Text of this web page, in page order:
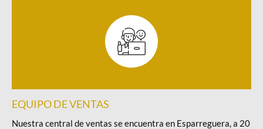
EQUIPO DE VENTAS
Nuestra central de ventas se encuentra en Esparreguera, a 20